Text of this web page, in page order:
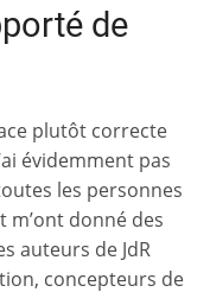
de
plutôt correcte
évidemment pas
les personnes
m’ont donné des
auteurs de JdR
concepteurs de